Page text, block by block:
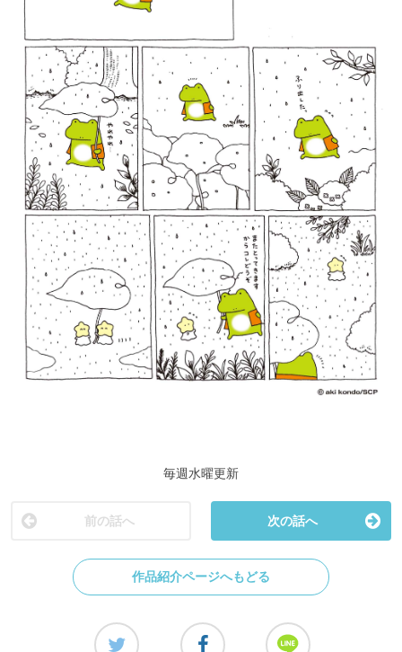
毎週水曜更新
前の話へ 次の話へ
作品紹介ページへもどる